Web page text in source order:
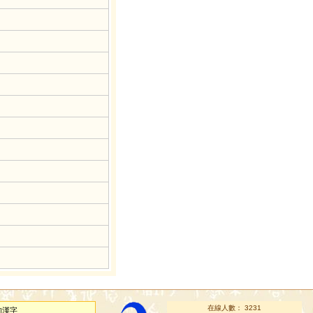
漢字 在線人數： 3231